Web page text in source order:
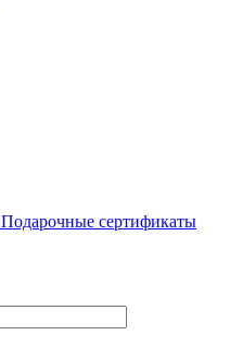
Подарочные сертификаты